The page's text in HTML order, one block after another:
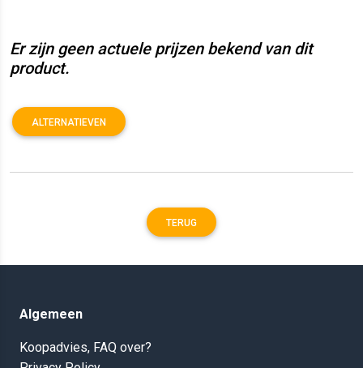
Er zijn geen actuele prijzen bekend van dit
product.
ALTERNATIEVEN
TERUG
Algemeen
Koopadvies, FAQ over?